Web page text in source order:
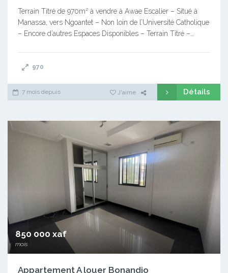
Terrain Titré de 970m² à vendre à Awae Escalier – Situé à
Manassa, vers Ngoantet – Non loin de l’Université Catholique
– Encore d’autres Espaces Disponibles – Terrain Titré –…
970
7 mois depuis J'aime Détails
850 000 xaf
mois
Appartement A louer Bonandjo